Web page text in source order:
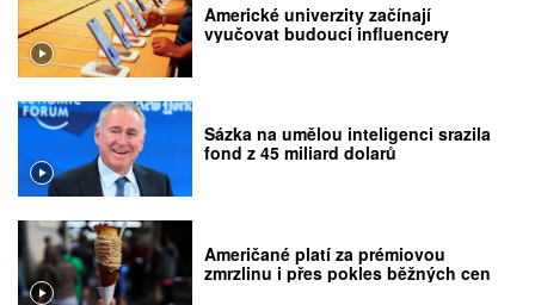
Americké univerzity začínají
vyučovat budoucí influencery
Sázka na umělou inteligenci srazila
fond z 45 miliard dolarů
Američané platí za prémiovou
zmrzlinu i přes pokles běžných cen